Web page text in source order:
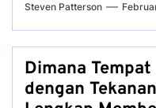
Steven Patterson
Dimana
dengan